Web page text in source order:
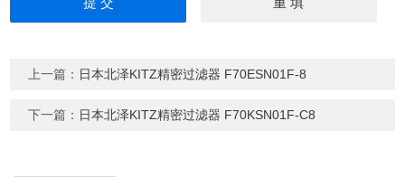
上一篇： 日本北泽KITZ精密过滤器 F70ESN01F-8
下一篇： 日本北泽KITZ精密过滤器 F70KSN01F-C8